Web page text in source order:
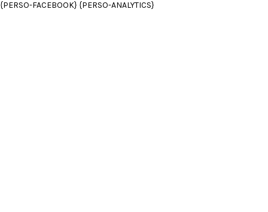
{PERSO-FACEBOOK} {PERSO-ANALYTICS}